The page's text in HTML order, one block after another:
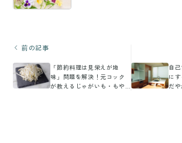
前の記事
「節約料理は見栄えが地
味」問題を解決！元コック
が教えるじゃがいも・もや
自
に
だ